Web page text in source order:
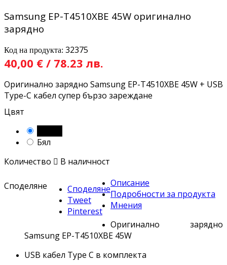
Samsung EP-T4510XBE 45W оригинално
зарядно
Код на продукта: 32375
40,00 € / 78.23 лв.
Оригинално зарядно Samsung EP-T4510XBE 45W + USB
Type-C кабел супер бързо зареждане
Цвят
Бял
Количество  В наличност
Споделяне
Споделяне
Tweet
Pinterest
Описание
Подробности за продукта
Мнения
Оригинално зарядно
Samsung EP-T4510XBE 45W
USB кабел Type C в комплекта